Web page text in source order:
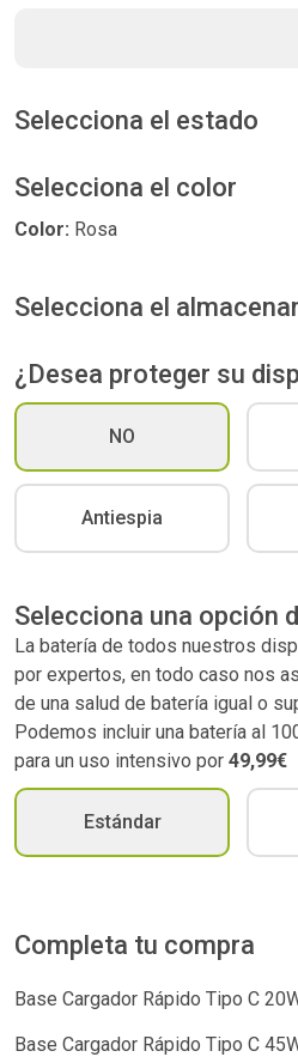
Selecciona el estado
Selecciona el color
Color: Rosa
Selecciona el
¿Desea proteger su
NO
Antiespia
Selecciona una opción
La batería de todos nuestros
por expertos, en todo caso nos
de una salud de batería igual o
Podemos incluir una batería al
para un uso intensivo por 49,99€
Estándar
Completa tu compra
Base Cargador Rápido Tipo C
Base Cargador Rápido Tipo C